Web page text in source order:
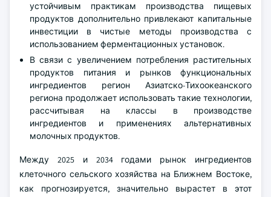
устойчивым практикам производства пищевых
продуктов дополнительно привлекают капитальные
инвестиции в чистые методы производства с
использованием ферментационных установок.
В связи с увеличением потребления растительных
продуктов питания и рынков функциональных
ингредиентов регион Азиатско-Тихоокеанского
региона продолжает использовать такие технологии,
рассчитывая на классы в производстве
ингредиентов и применениях альтернативных
молочных продуктов.
Между 2025 и 2034 годами рынок ингредиентов
клеточного сельского хозяйства на Ближнем Востоке,
как прогнозируется, значительно вырастет в этот